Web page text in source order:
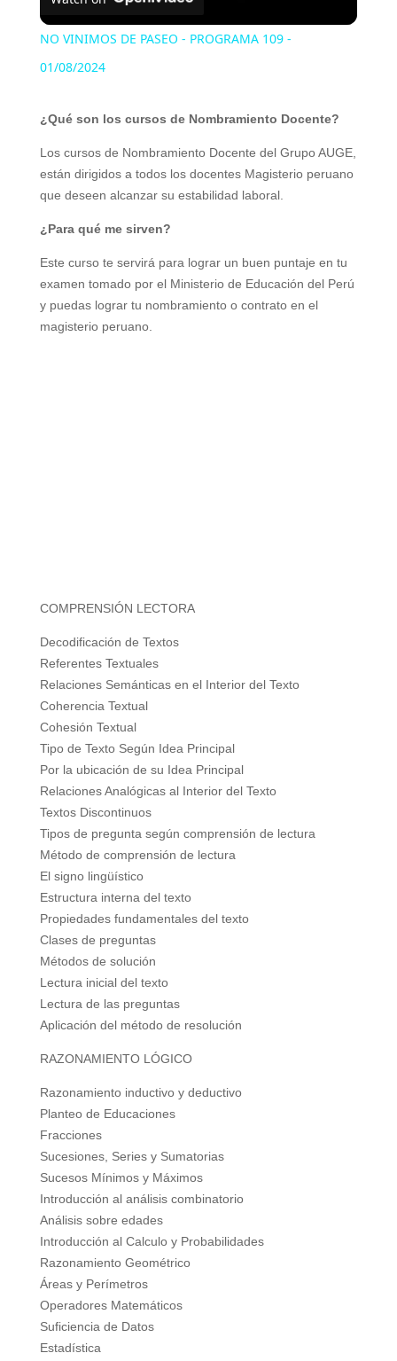
y
V
d
NO VINIMOS DE PASEO - PROGRAMA 109 -
01/08/2024
¿Qué son los cursos de Nombramiento Docente?
Los cursos de Nombramiento Docente del Grupo AUGE,
están dirigidos a todos los docentes Magisterio peruano
que deseen alcanzar su estabilidad laboral.
¿Para qué me sirven?
Este curso te servirá para lograr un buen puntaje en tu
examen tomado por el Ministerio de Educación del Perú
y puedas lograr tu nombramiento o contrato en el
magisterio peruano.
COMPRENSIÓN LECTORA
Decodificación de Textos
Referentes Textuales
Relaciones Semánticas en el Interior del Texto
Coherencia Textual
Cohesión Textual
Tipo de Texto Según Idea Principal
Por la ubicación de su Idea Principal
Relaciones Analógicas al Interior del Texto
Textos Discontinuos
Tipos de pregunta según comprensión de lectura
Método de comprensión de lectura
El signo lingüístico
Estructura interna del texto
Propiedades fundamentales del texto
Clases de preguntas
Métodos de solución
Lectura inicial del texto
Lectura de las preguntas
Aplicación del método de resolución
RAZONAMIENTO LÓGICO
Razonamiento inductivo y deductivo
Planteo de Educaciones
Fracciones
Sucesiones, Series y Sumatorias
Sucesos Mínimos y Máximos
Introducción al análisis combinatorio
Análisis sobre edades
Introducción al Calculo y Probabilidades
Razonamiento Geométrico
Áreas y Perímetros
Operadores Matemáticos
Suficiencia de Datos
Estadística